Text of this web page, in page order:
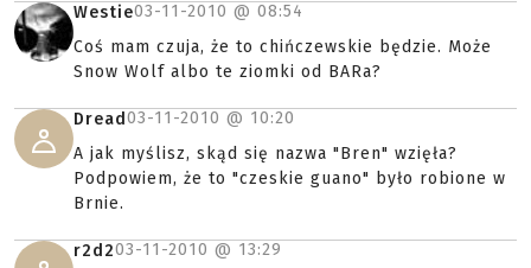
Westie03-11-2010 @ 08:54
Coś mam czuja, że to chińczewskie będzie. Może
Snow Wolf albo te ziomki od BARa?
Dread03-11-2010 @ 10:20
A jak myślisz, skąd się nazwa "Bren" wzięła?
Podpowiem, że to "czeskie guano" było robione w
Brnie.
r2d203-11-2010 @ 13:29